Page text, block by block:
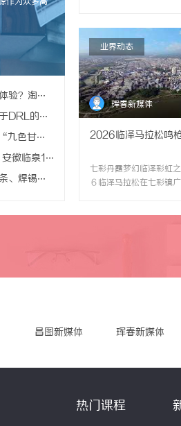
对核心元器
更高要
源系统中的
效率，也直
性。在这一
域多年的新
专业化研发
查物流接到动物电话是什么体验？淘宝上线“宝贝动物派送员”
云服务器能耗优化方案：基于DRL的动态电压频率调整策略
山河逐梦 高原骑迹 | 2026“九色甘南杯”藏地传奇自行车赛顺利收官
从“跑腿办”到“免申享” 安徽临泉104名宝妈“零操作”领津贴
万山牌焊锡产品详解：焊锡条、焊锡球与焊锡丝全方位应用指南
生产企业参展，商超、
点寻找大牌平替家用卫
两类高消耗刚需品（展
据，来源：励展华百展
购端集中反馈行业痛点
无.../p>
业界动态
珲春新媒体
2026临泽马拉松鸣
七彩丹霞梦幻临泽彩虹
６临泽马拉松在七彩镇
田径协会指导，临泽县
昌图新媒体 珲春新媒体
热门课程